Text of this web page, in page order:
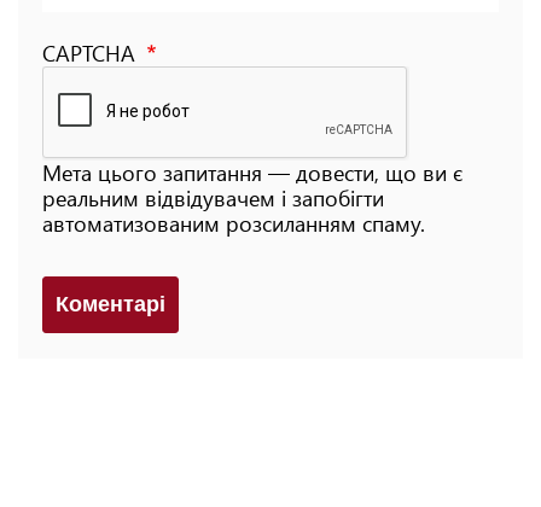
CAPTCHA
Мета цього запитання — довести, що ви є
реальним відвідувачем і запобігти
автоматизованим розсиланням спаму.
Коментарi